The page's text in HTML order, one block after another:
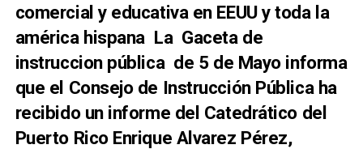
comercial y educativa en EEUUy toda la
américa hispana La Gaceta de
instruccion pública de 5 de Mayo informa
que el Consejo de Instrucción Pública ha
recibido un informe del Catedrático del
Puerto Rico Enrique Alvarez Pérez,